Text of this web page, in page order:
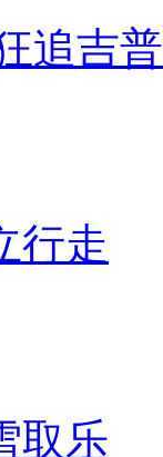
追吉
行走
取乐